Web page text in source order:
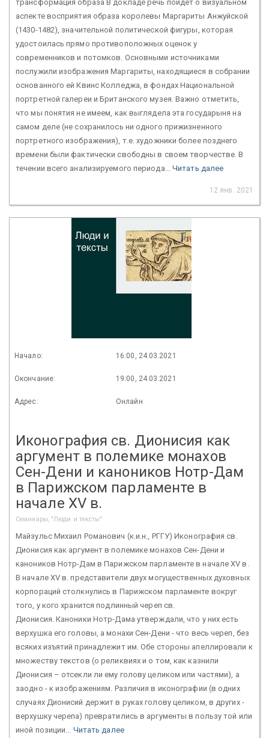
трансформация образа В докладе речь пойдет о визуальном
аспекте восприятия образа королевы Маргариты Анжуйской
(1430-1482), значительной политической фигуры, которая
удостоилась прямо противоположных оценок у
современников и потомков. Основными источниками
послужили изображения Маргариты, находящиеся в собрании
основанного ей Квинс Колледжа, в фондах Национальной
портретной галереи и Британского музея. Важно отметить,
что мы понятия не имеем, как выглядела эта государыня на
самом деле (не сохранилось ни одного прижизненного
портретного изображения), т.е. художники более позднего
времени были фактически свободны в своем творчестве. В
течении всего анализируемого периода... Читать далее
12 янв. 2021
Начало: 16:00, 24.03.2021
Окончание: 19:00, 24.03.2021
Адрес: Онлайн
Иконография св. Дионисия как
аргумент в полемике монахов
Сен-Дени и каноников Нотр-Дам
в Парижском парламенте в
начале XV в.
Семинары, "Люди и тексты"
Майзульс Михаил Романович (к.и.н., РГГУ) Иконография св.
Дионисия как аргумент в полемике монахов Сен-Дени и
каноников Нотр-Дам в Парижском парламенте в начале XV в.
В начале XV в. представители двух могущественных духовных
корпораций столкнулись в Парижском парламенте вокруг
того, у кого хранится подлинный череп св.
Дионисия. Каноники Нотр-Дама утверждали, что у них есть
верхушка его головы, а монахи Сен-Дени - что весь череп, без
всяких изъятий принадлежит им. Обе стороны апеллировали к
множеству текстов (о реликвиях и о том, как казнили
Дионисия – отсекли ли ему голову целиком или частями), а
заодно - к изображениям. Различия в иконографии (в одних
случаях Дионисий держит в руках голову целиком, в других -
верхушку черепа) превратились в аргументы в пользу той или
иной позиции... Читать далее